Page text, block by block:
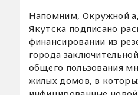
Напомним, Окружной
Якутска подписано
финансировании из
города
общего пользования
жилых домов, в